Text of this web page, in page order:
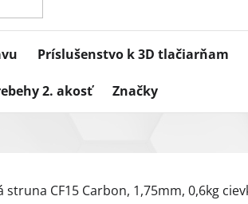
Príslušenstvo k 3D tlačiarňam
2. akosť Značky
CF15 Carbon, 1,75mm, 0,6kg